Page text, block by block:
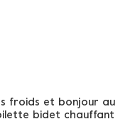
froids et bonjour au
bidet chauffant